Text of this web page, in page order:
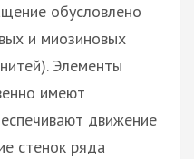
обусловлено
и миозиновых
Элементы
имеют
движение
стенок ряда